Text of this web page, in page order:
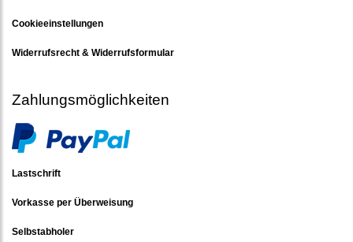
Cookieeinstellungen
Widerrufsrecht & Widerrufsformular
Zahlungsmöglichkeiten
Lastschrift
Vorkasse per Überweisung
Selbstabholer